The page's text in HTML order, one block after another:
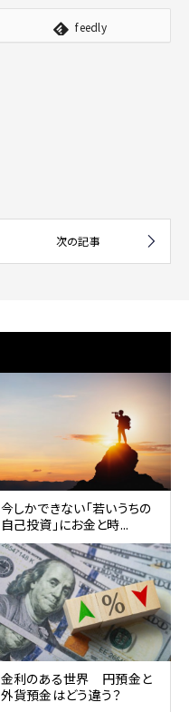
feedly
今しかできない「若いうちの
自己投資」にお金と時...
金利のある世界 円預金と
外貨預金はどう違う？